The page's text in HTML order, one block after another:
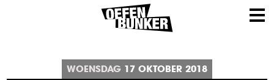
WOENSDAG 17 OKTOBER 2018